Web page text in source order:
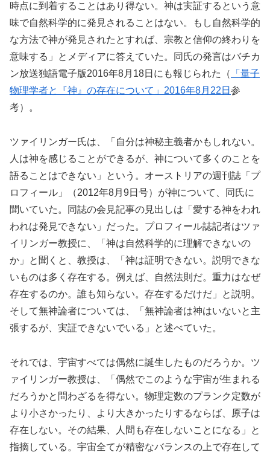
時点に到着することはあり得ない。神は実証するという意
味で自然科学的に発見されることはない。もし自然科学的
な方法で神が発見されたとすれば、宗教と信仰の終わりを
意味する」とメディアに答えていた。同氏の発言はバチカ
ン放送独語電子版2016年8月18日にも報じられた（
「量子
物理学者と『神』の存在について」2016年8月22日 参
考）。
ツァイリンガー氏は、「自分は神秘主義者かもしれない。
人は神を感じることができるが、神について多くのことを
語ることはできない」という。オーストリアの週刊誌「プ
ロフィール」（2012年8月9日号）が神について、同氏に
聞いていた。同誌の会見記事の見出しは「愛する神をわれ
われは発見できない」だった。プロフィール誌記者はツァ
イリンガー教授に、「神は自然科学的に理解できないの
か」と聞くと、教授は、「神は証明できない。説明できな
いものは多く存在する。例えば、自然法則だ。重力はなぜ
存在するのか。誰も知らない。存在するだけだ」と説明。
そして無神論者については、「無神論者は神はいないと主
張するが、実証できないでいる」と述べていた。
それでは、宇宙すべては偶然に誕生したものだろうか。ツ
ァイリンガー教授は、「偶然でこのような宇宙が生まれる
だろうかと問わざるを得ない。物理定数のプランク定数が
より小さかったり、より大きかったりするならば、原子は
存在しない。その結果、人間も存在しないことになる」と
指摘している。宇宙全てが精密なバランスの上で存在して